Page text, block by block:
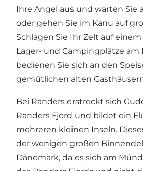
Ihre Angel aus und warten Sie
oder gehen Sie im Kanu auf
Schlagen Sie Ihr Zelt auf
Lager- und Campingplätze am
bedienen Sie sich an den
gemütlichen alten
Bei Randers erstreckt sich
Randers Fjord und bildet ein
mehreren kleinen Inseln.
der wenigen großen
Dänemark, da es sich am